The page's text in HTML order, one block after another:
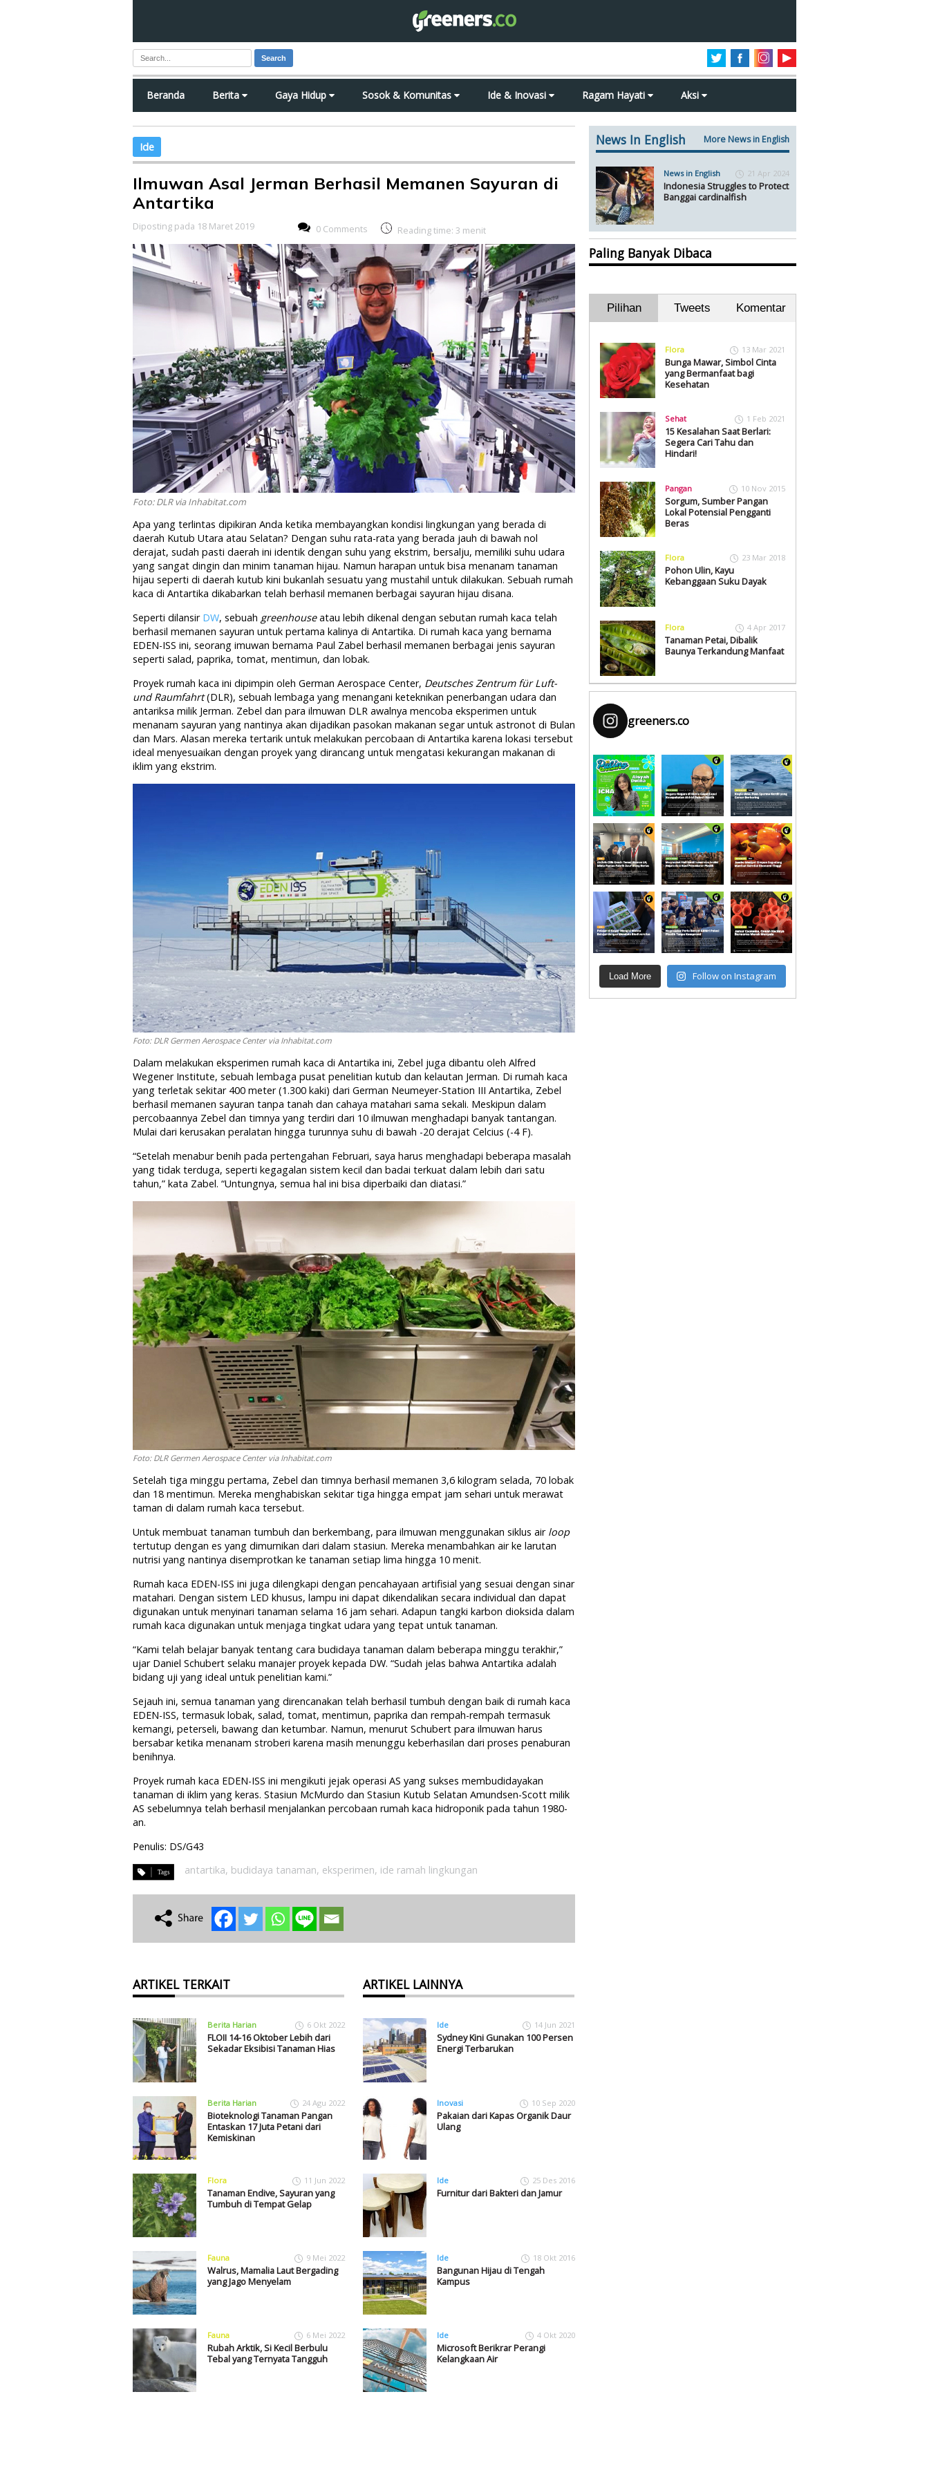
Search
Beranda Berita Gaya Hidup Sosok & Komunitas Ide & Inovasi Ragam Hayati Aksi
Ide
Ilmuwan Asal Jerman Berhasil Memanen Sayuran di
Antartika
Diposting pada 18 Maret 2019 0 Comments Reading time: 3 menit
Foto: DLR via Inhabitat.com
Apa yang terlintas dipikiran Anda ketika membayangkan kondisi lingkungan yang berada di
daerah Kutub Utara atau Selatan? Dengan suhu rata-rata yang berada jauh di bawah nol
derajat, sudah pasti daerah ini identik dengan suhu yang ekstrim, bersalju, memiliki suhu udara
yang sangat dingin dan minim tanaman hijau. Namun harapan untuk bisa menanam tanaman
hijau seperti di daerah kutub kini bukanlah sesuatu yang mustahil untuk dilakukan. Sebuah rumah
kaca di Antartika dikabarkan telah berhasil memanen berbagai sayuran hijau disana.
Seperti dilansir DW, sebuah greenhouseatau lebih dikenal dengan sebutan rumah kaca telah
berhasil memanen sayuran untuk pertama kalinya di Antartika. Di rumah kaca yang bernama
EDEN-ISS ini, seorang imuwan bernama Paul Zabel berhasil memanen berbagai jenis sayuran
seperti salad, paprika, tomat, mentimun, dan lobak.
Proyek rumah kaca ini dipimpin oleh German Aerospace Center, Deutsches Zentrum für Luft-
und Raumfahrt(DLR), sebuah lembaga yang menangani keteknikan penerbangan udara dan
antariksa milik Jerman. Zebel dan para ilmuwan DLR awalnya mencoba eksperimen untuk
menanam sayuran yang nantinya akan dijadikan pasokan makanan segar untuk astronot di Bulan
dan Mars. Alasan mereka tertarik untuk melakukan percobaan di Antartika karena lokasi tersebut
ideal menyesuaikan dengan proyek yang dirancang untuk mengatasi kekurangan makanan di
iklim yang ekstrim.
Foto: DLR Germen Aerospace Center via Inhabitat.com
Dalam melakukan eksperimen rumah kaca di Antartika ini, Zebel juga dibantu oleh Alfred
Wegener Institute, sebuah lembaga pusat penelitian kutub dan kelautan Jerman. Di rumah kaca
yang terletak sekitar 400 meter (1.300 kaki) dari German Neumeyer-Station III Antartika, Zebel
berhasil memanen sayuran tanpa tanah dan cahaya matahari sama sekali. Meskipun dalam
percobaannya Zebel dan timnya yang terdiri dari 10 ilmuwan menghadapi banyak tantangan.
Mulai dari kerusakan peralatan hingga turunnya suhu di bawah -20 derajat Celcius (-4 F).
“Setelah menabur benih pada pertengahan Februari, saya harus menghadapi beberapa masalah
yang tidak terduga, seperti kegagalan sistem kecil dan badai terkuat dalam lebih dari satu
tahun,” kata Zabel. “Untungnya, semua hal ini bisa diperbaiki dan diatasi.”
Foto: DLR Germen Aerospace Center via Inhabitat.com
Setelah tiga minggu pertama, Zebel dan timnya berhasil memanen 3,6 kilogram selada, 70 lobak
dan 18 mentimun. Mereka menghabiskan sekitar tiga hingga empat jam sehari untuk merawat
taman di dalam rumah kaca tersebut.
Untuk membuat tanaman tumbuh dan berkembang, para ilmuwan menggunakan siklus air loop
tertutup dengan es yang dimurnikan dari dalam stasiun. Mereka menambahkan air ke larutan
nutrisi yang nantinya disemprotkan ke tanaman setiap lima hingga 10 menit.
Rumah kaca EDEN-ISS ini juga dilengkapi dengan pencahayaan artifisial yang sesuai dengan sinar
matahari. Dengan sistem LED khusus, lampu ini dapat dikendalikan secara individual dan dapat
digunakan untuk menyinari tanaman selama 16 jam sehari. Adapun tangki karbon dioksida dalam
rumah kaca digunakan untuk menjaga tingkat udara yang tepat untuk tanaman.
“Kami telah belajar banyak tentang cara budidaya tanaman dalam beberapa minggu terakhir,”
ujar Daniel Schubert selaku manajer proyek kepada DW. “Sudah jelas bahwa Antartika adalah
bidang uji yang ideal untuk penelitian kami.”
Sejauh ini, semua tanaman yang direncanakan telah berhasil tumbuh dengan baik di rumah kaca
EDEN-ISS, termasuk lobak, salad, tomat, mentimun, paprika dan rempah-rempah termasuk
kemangi, peterseli, bawang dan ketumbar. Namun, menurut Schubert para ilmuwan harus
bersabar ketika menanam stroberi karena masih menunggu keberhasilan dari proses penaburan
benihnya.
Proyek rumah kaca EDEN-ISS ini mengikuti jejak operasi AS yang sukses membudidayakan
tanaman di iklim yang keras. Stasiun McMurdo dan Stasiun Kutub Selatan Amundsen-Scott milik
AS sebelumnya telah berhasil menjalankan percobaan rumah kaca hidroponik pada tahun 1980-
an.
Penulis: DS/G43
antartika, budidaya tanaman, eksperimen, ide ramah lingkungan
ARTIKEL TERKAIT
Berita Harian 6 Okt 2022
FLOII 14-16 Oktober Lebih dari
Sekadar Eksibisi Tanaman Hias
Berita Harian 24 Agu 2022
Bioteknologi Tanaman Pangan
Entaskan 17 Juta Petani dari
Kemiskinan
Flora 11 Jun 2022
Tanaman Endive, Sayuran yang
Tumbuh di Tempat Gelap
Fauna 9 Mei 2022
Walrus, Mamalia Laut Bergading
yang Jago Menyelam
Fauna 6 Mei 2022
Rubah Arktik, Si Kecil Berbulu
Tebal yang Ternyata Tangguh
ARTIKEL LAINNYA
Ide 14 Jun 2021
Sydney Kini Gunakan 100 Persen
Energi Terbarukan
Inovasi 10 Sep 2020
Pakaian dari Kapas Organik Daur
Ulang
Ide 25 Des 2016
Furnitur dari Bakteri dan Jamur
Ide 18 Okt 2016
Bangunan Hijau di Tengah
Kampus
Ide 4 Okt 2020
Microsoft Berikrar Perangi
Kelangkaan Air
News In English More News in English
News in English 21 Apr 2024
Indonesia Struggles to Protect
Banggai cardinalfish
Paling Banyak Dibaca
Pilihan Tweets Komentar
Flora 13 Mar 2021
Bunga Mawar, Simbol Cinta
yang Bermanfaat bagi
Kesehatan
Sehat 1 Feb 2021
15 Kesalahan Saat Berlari:
Segera Cari Tahu dan
Hindari!
Pangan 10 Nov 2015
Sorgum, Sumber Pangan
Lokal Potensial Pengganti
Beras
Flora 23 Mar 2018
Pohon Ulin, Kayu
Kebanggaan Suku Dayak
Flora 4 Apr 2017
Tanaman Petai, Dibalik
Baunya Terkandung Manfaat
greeners.co
Load More Follow on Instagram